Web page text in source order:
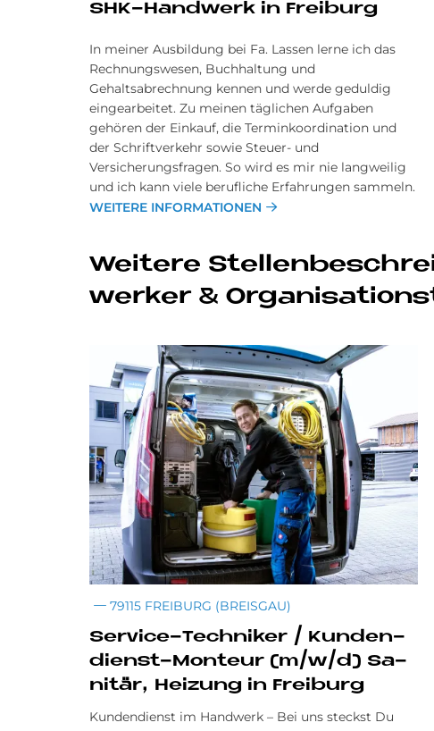
SHK-Hand­werk in Frei­burg
In meiner Ausbildung bei Fa. Lassen lerne ich das
Rechnungswesen, Buchhaltung und
Gehaltsabrechnung kennen und werde geduldig
eingearbeitet. Zu meinen täglichen Aufgaben
gehören der Einkauf, die Terminkoordination und
der Schriftverkehr sowie Steuer- und
Versicherungsfragen. So wird es mir nie langweilig
und ich kann viele berufliche Erfahrungen sammeln.
WEITERE INFORMATIONEN
Wei­te­re
wer­ker &
79115 FREIBURG (BREISGAU)
Ser­vice-Tech­ni­ker / Kun­den­
dienst-Mon­teur (m/w/d) Sa­
ni­tär, Hei­zung in Frei­burg
Kundendienst im Handwerk – Bei uns steckst Du